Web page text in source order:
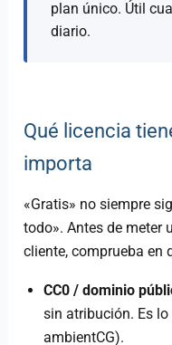
plan único. Útil
diario.
Qué licencia
importa
«Gratis» no siempre
todo». Antes de meter
cliente, comprueba en
CC0 / dominio
sin atribución. Es
ambientCG).